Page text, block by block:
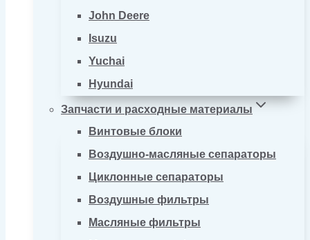
John Deere
Isuzu
Yuchai
Hyundai
Запчасти и расходные материалы
Винтовые блоки
Воздушно-масляные сепараторы
Циклонные сепараторы
Воздушные фильтры
Масляные фильтры